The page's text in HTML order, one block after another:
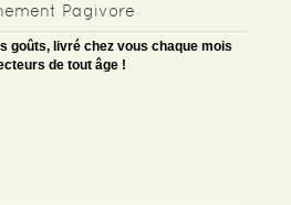
Pagivore
goûts, livré chez vous chaque mois
de tout âge !